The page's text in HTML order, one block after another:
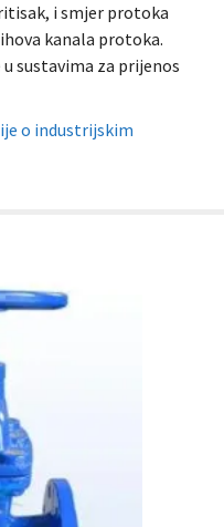
i smjer protoka
kanala protoka.
sustavima za prijenos
o industrijskim